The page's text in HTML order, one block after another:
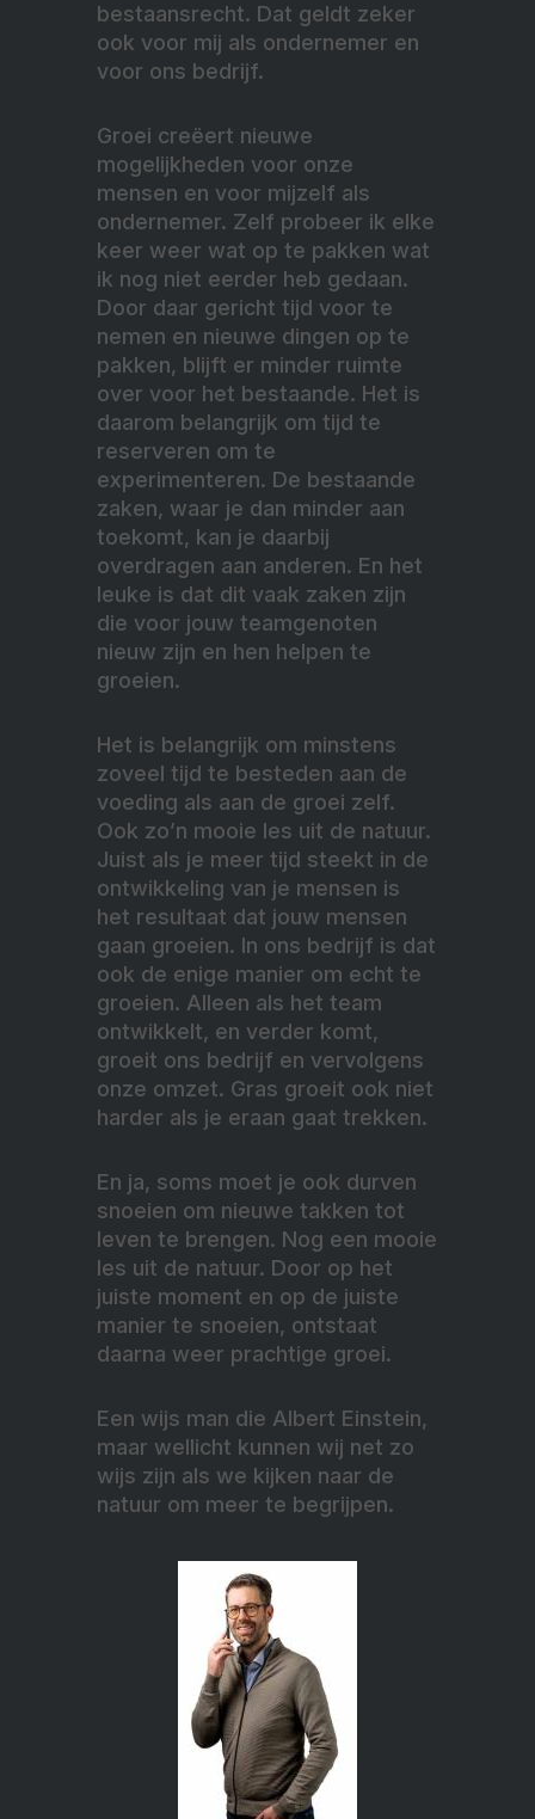
bestaansrecht. Dat geldt zeker
ook voor mij als ondernemer en
voor ons bedrijf.
Groei creëert nieuwe
mogelijkheden voor onze
mensen en voor mijzelf als
ondernemer. Zelf probeer ik elke
keer weer wat op te pakken wat
ik nog niet eerder heb gedaan.
Door daar gericht tijd voor te
nemen en nieuwe dingen op te
pakken, blijft er minder ruimte
over voor het bestaande. Het is
daarom belangrijk om tijd te
reserveren om te
experimenteren. De bestaande
zaken, waar je dan minder aan
toekomt, kan je daarbij
overdragen aan anderen. En het
leuke is dat dit vaak zaken zijn
die voor jouw teamgenoten
nieuw zijn en hen helpen te
groeien.
Het is belangrijk om minstens
zoveel tijd te besteden aan de
voeding als aan de groei zelf.
Ook zo’n mooie les uit de natuur.
Juist als je meer tijd steekt in de
ontwikkeling van je mensen is
het resultaat dat jouw mensen
gaan groeien. In ons bedrijf is dat
ook de enige manier om echt te
groeien. Alleen als het team
ontwikkelt, en verder komt,
groeit ons bedrijf en vervolgens
onze omzet. Gras groeit ook niet
harder als je eraan gaat trekken.
En ja, soms moet je ook durven
snoeien om nieuwe takken tot
leven te brengen. Nog een mooie
les uit de natuur. Door op het
juiste moment en op de juiste
manier te snoeien, ontstaat
daarna weer prachtige groei.
Een wijs man die Albert Einstein,
maar wellicht kunnen wij net zo
wijs zijn als we kijken naar de
natuur om meer te begrijpen.